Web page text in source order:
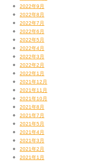
2022年9月
2022年8月
2022年7月
2022年6月
2022年5月
2022年4月
2022年3月
2022年2月
2022年1月
2021年12月
2021年11月
2021年10月
2021年8月
2021年7月
2021年5月
2021年4月
2021年3月
2021年2月
2021年1月